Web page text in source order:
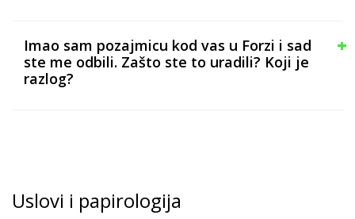
Imao sam pozajmicu kod vas u Forzi i sad
ste me odbili. Zašto ste to uradili? Koji je
razlog?
Uslovi i papirologija